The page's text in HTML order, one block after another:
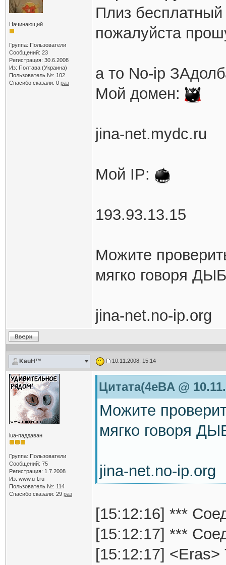
Начинающий
Группа: Пользователи
Сообщений: 23
Регистрация: 30.6.2008
Из: Полтава (Украина)
Пользователь №: 102
Спасибо сказали: 0 раз
Плиз
пожалуйста
а то No-ip
Мой домен:
jina-net.mydc.ru
Мой IP:
193.93.13.15
Можите
мягко говоря
jina-net.no-ip.org
KauH™ 10.11.2008, 15:14
lua-паддаван
Группа: Пользователи
Сообщений: 75
Регистрация: 1.7.2008
Из: www.u-l.ru
Пользователь №: 114
Спасибо сказали: 29 раз
Цитата(4eBA @
Можите
мягко говоря
jina-net.no-ip.org
[15:12:16] ***
[15:12:17] ***
[15:12:17]